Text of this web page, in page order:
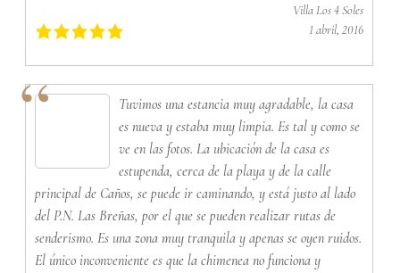
Villa Los 4 Soles
1 abril, 2016
Tuvimos una estancia muy agradable, la casa
es nueva y estaba muy limpia. Es tal y como se
ve en las fotos. La ubicación de la casa es
estupenda, cerca de la playa y de la calle
principal de Caños, se puede ir caminando, y está justo al lado
del P.N. Las Breñas, por el que se pueden realizar rutas de
senderismo. Es una zona muy tranquila y apenas se oyen ruidos.
El único inconveniente es que la chimenea no funciona y